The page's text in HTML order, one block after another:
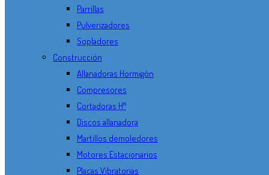
Parrillas
Pulverizadores
Sopladores
Construcción
Allanadoras Hormigón
Compresores
Cortadoras H°
Discos allanadora
Martillos demoledores
Motores Estacionarios
Placas Vibratorias